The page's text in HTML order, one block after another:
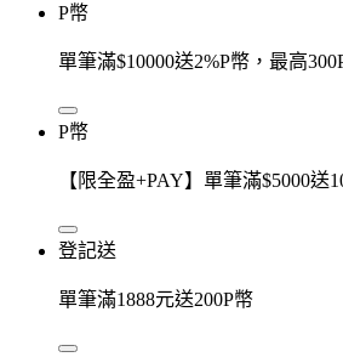
P幣
單筆滿$10000送2%P幣，最高
P幣
【限全盈+PAY】單筆滿$5000送
登記送
單筆滿1888元送200P幣